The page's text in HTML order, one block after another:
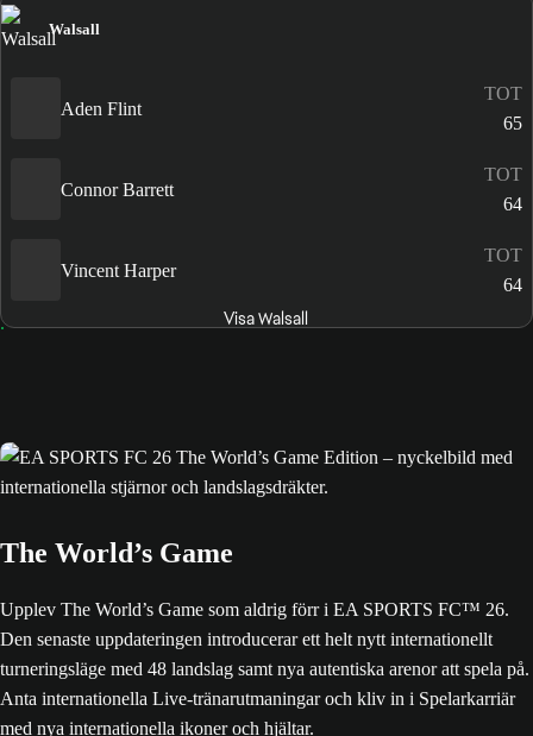
Walsall
Aden Flint
TOT
65
Connor Barrett
TOT
64
Vincent Harper
TOT
64
Visa Walsall
The World’s Game
Upplev The World’s Game som aldrig förr i EA SPORTS FC™ 26.
Den senaste uppdateringen introducerar ett helt nytt internationellt
turneringsläge med 48 landslag samt nya autentiska arenor att spela på.
Anta internationella Live-tränarutmaningar och kliv in i Spelarkarriär
med nya internationella ikoner och hjältar.